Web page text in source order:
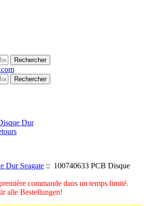
Dur
Dur Seagate :: 100740633 PCB Disque
commande dans un temps limité.
alle Bestellungen!